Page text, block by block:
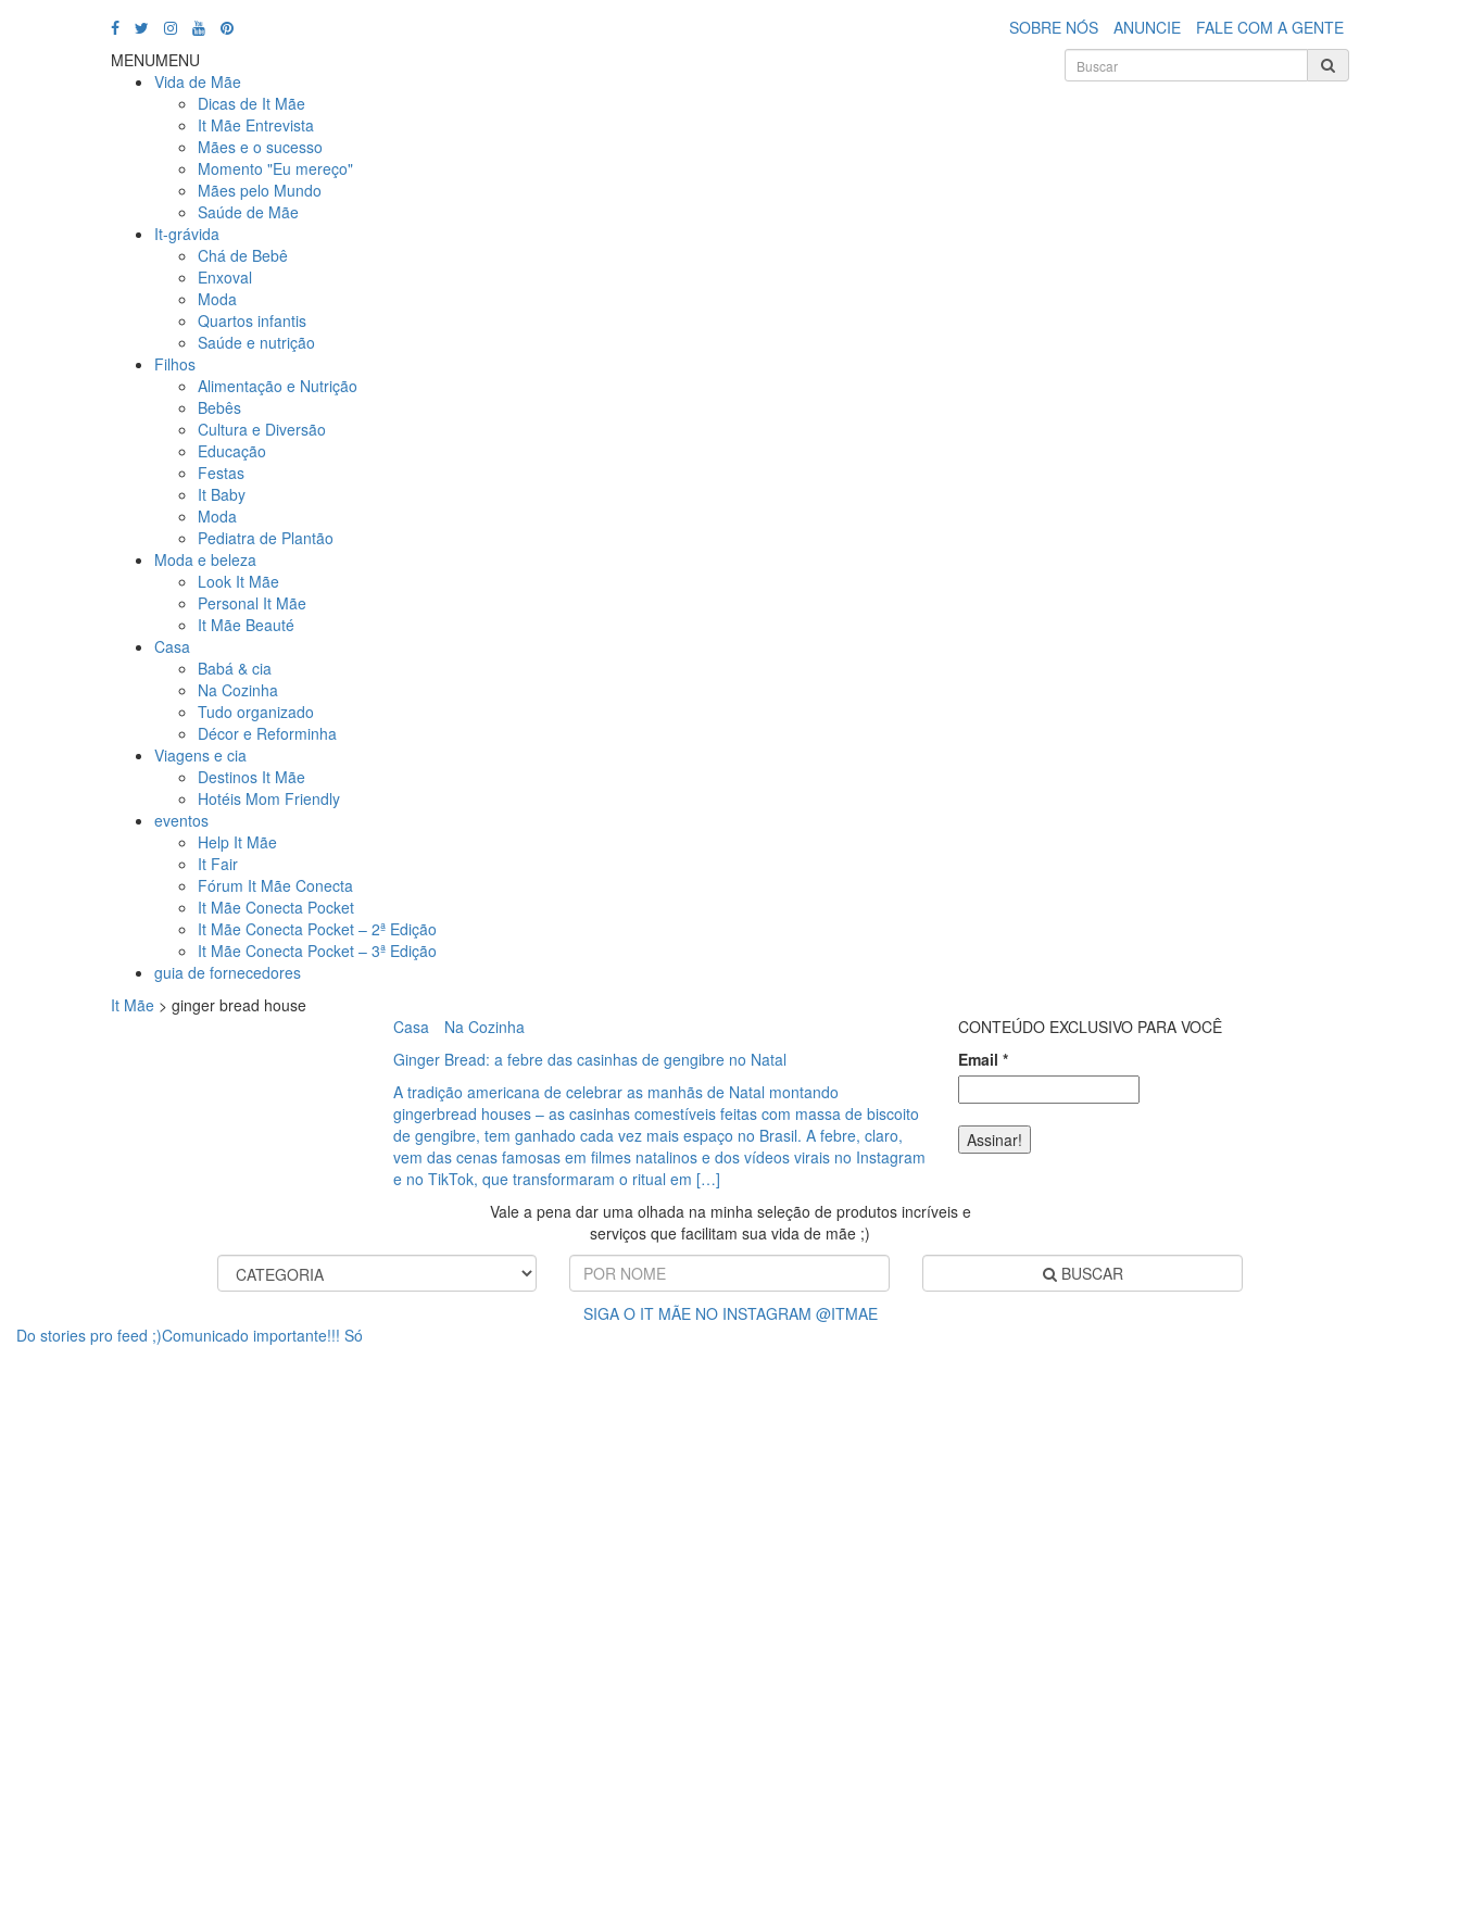
SOBRE NÓS ANUNCIE
FALE COM A GENTE
MENUMENU
Vida de Mãe
Dicas de It Mãe
It Mãe Entrevista
Mães e o sucesso
Momento "Eu mereço"
Mães pelo Mundo
Saúde de Mãe
It-grávida
Chá de Bebê
Enxoval
Moda
Quartos infantis
Saúde e nutrição
Filhos
Alimentação e Nutrição
Bebês
Cultura e Diversão
Educação
Festas
It Baby
Moda
Pediatra de Plantão
Moda e beleza
Look It Mãe
Personal It Mãe
It Mãe Beauté
Casa
Babá & cia
Na Cozinha
Tudo organizado
Décor e Reforminha
Viagens e cia
Destinos It Mãe
Hotéis Mom Friendly
eventos
Help It Mãe
It Fair
Fórum It Mãe Conecta
It Mãe Conecta Pocket
It Mãe Conecta Pocket – 2ª Edição
It Mãe Conecta Pocket – 3ª Edição
guia de fornecedores
It Mãe > ginger bread house
Casa
Na Cozinha
Ginger Bread: a febre das casinhas de gengibre no Natal
A tradição americana de celebrar as manhãs de Natal montando
gingerbread houses – as casinhas comestíveis feitas com massa de biscoito
de gengibre, tem ganhado cada vez mais espaço no Brasil. A febre, claro,
vem das cenas famosas em filmes natalinos e dos vídeos virais no Instagram
e no TikTok, que transformaram o ritual em […]
CONTEÚDO EXCLUSIVO PARA VOCÊ
Email *
Vale a pena dar uma olhada na minha seleção de produtos incríveis e
serviços que facilitam sua vida de mãe ;)
BUSCAR
SIGA O IT MÃE NO INSTAGRAM @ITMAE
Do stories pro feed ;)Comunicado importante!!! Só